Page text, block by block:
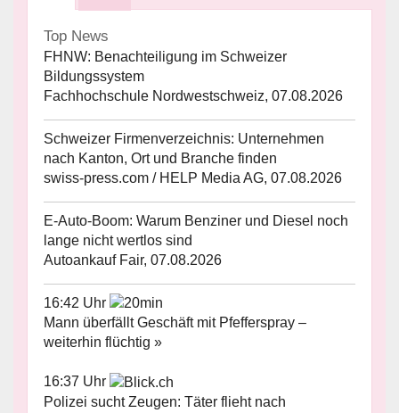
Top News
FHNW: Benachteiligung im Schweizer
Bildungssystem
Fachhochschule Nordwestschweiz, 07.08.2026
Schweizer Firmenverzeichnis: Unternehmen
nach Kanton, Ort und Branche finden
swiss-press.com / HELP Media AG, 07.08.2026
E-Auto-Boom: Warum Benziner und Diesel noch
lange nicht wertlos sind
Autoankauf Fair, 07.08.2026
16:42 Uhr
Mann überfällt Geschäft mit Pfefferspray –
weiterhin flüchtig »
16:37 Uhr
Polizei sucht Zeugen: Täter flieht nach